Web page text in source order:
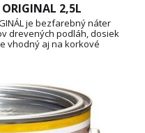
2,5L
je bezfarebný náter
drevených podláh, dosiek
vhodný aj na korkové
LIST